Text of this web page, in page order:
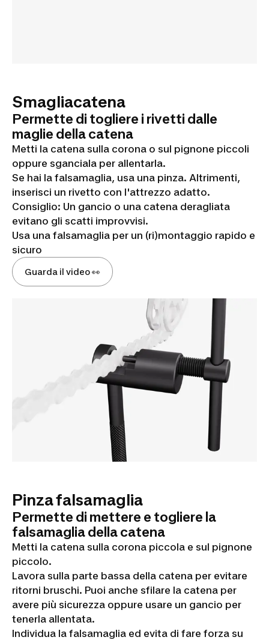
Smagliacatena
Permette di togliere i rivetti dalle
maglie della catena
Metti la catena sulla corona o sul pignone piccoli
oppure sganciala per allentarla.
Se hai la falsamaglia, usa una pinza. Altrimenti,
inserisci un rivetto con l'attrezzo adatto.
Consiglio: Un gancio o una catena deragliata
evitano gli scatti improvvisi.
Usa una falsamaglia per un (ri)montaggio rapido e
sicuro
Guarda il video 👀
Pinza falsamaglia
Permette di mettere e togliere la
falsamaglia della catena
Metti la catena sulla corona piccola e sul pignone
piccolo.
Lavora sulla parte bassa della catena per evitare
ritorni bruschi. Puoi anche sfilare la catena per
avere più sicurezza oppure usare un gancio per
tenerla allentata.
Individua la falsamaglia ed evita di fare forza su